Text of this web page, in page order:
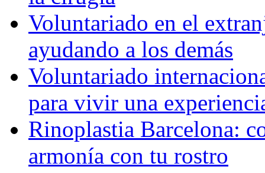
Voluntariado en el
ayudando a los demás
Voluntariado
para vivir una
Rinoplastia Barcelona:
armonía con tu rostro